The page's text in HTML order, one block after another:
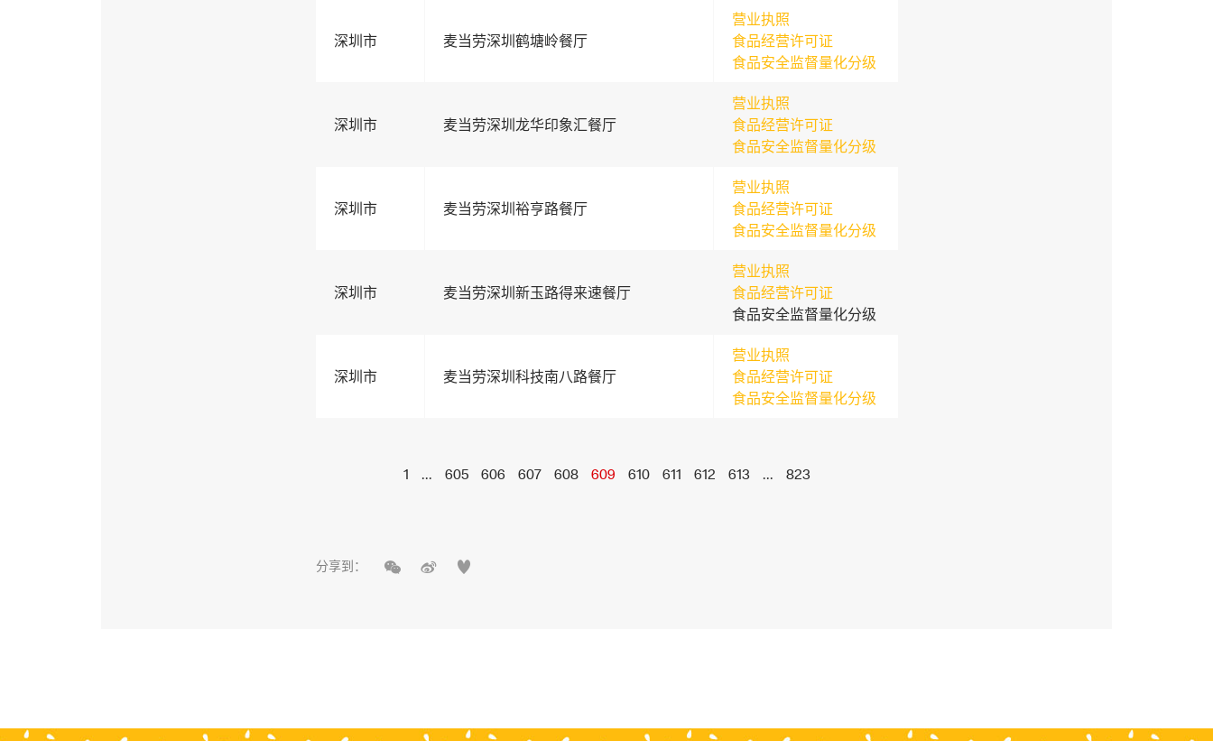
深圳市 麦当劳深圳鹤塘岭餐厅
营业执照
食品经营许可证
食品安全监督量化分级
深圳市 麦当劳深圳龙华印象汇餐厅
营业执照
食品经营许可证
食品安全监督量化分级
深圳市 麦当劳深圳裕亨路餐厅
营业执照
食品经营许可证
食品安全监督量化分级
深圳市 麦当劳深圳新玉路得来速餐厅
营业执照
食品经营许可证
食品安全监督量化分级
深圳市 麦当劳深圳科技南八路餐厅
营业执照
食品经营许可证
食品安全监督量化分级
1 ... 605 606 607 608 609 610 611 612 613 ... 823
分享到：   